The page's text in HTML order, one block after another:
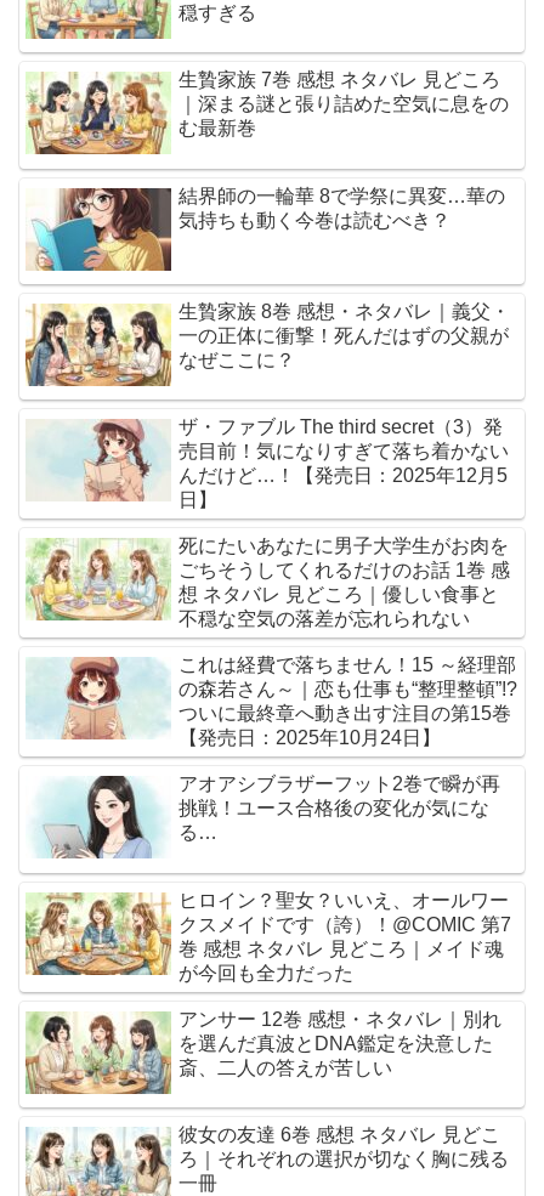
穏すぎる
生贄家族 7巻 感想 ネタバレ 見どころ
｜深まる謎と張り詰めた空気に息をの
む最新巻
結界師の一輪華 8で学祭に異変…華の
気持ちも動く今巻は読むべき？
生贄家族 8巻 感想・ネタバレ｜義父・
一の正体に衝撃！死んだはずの父親が
なぜここに？
ザ・ファブル The third secret（3）発
売目前！気になりすぎて落ち着かない
んだけど…！【発売日：2025年12月5
日】
死にたいあなたに男子大学生がお肉を
ごちそうしてくれるだけのお話 1巻 感
想 ネタバレ 見どころ｜優しい食事と
不穏な空気の落差が忘れられない
これは経費で落ちません！15 ～経理部
の森若さん～｜恋も仕事も“整理整頓”!?
ついに最終章へ動き出す注目の第15巻
【発売日：2025年10月24日】
アオアシブラザーフット2巻で瞬が再
挑戦！ユース合格後の変化が気にな
る…
ヒロイン？聖女？いいえ、オールワー
クスメイドです（誇）！@COMIC 第7
巻 感想 ネタバレ 見どころ｜メイド魂
が今回も全力だった
アンサー 12巻 感想・ネタバレ｜別れ
を選んだ真波とDNA鑑定を決意した
斎、二人の答えが苦しい
彼女の友達 6巻 感想 ネタバレ 見どこ
ろ｜それぞれの選択が切なく胸に残る
一冊